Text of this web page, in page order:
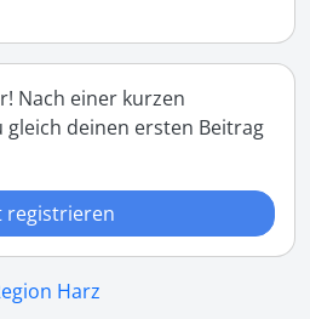
Nach einer kurzen
deinen ersten Beitrag
registrieren
Harz